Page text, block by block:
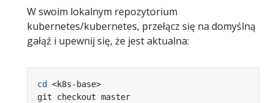
W swoim lokalnym repozytorium
kubernetes/kubernetes, przełącz się na domyślną
gałąź i upewnij się, że jest aktualna:
cd